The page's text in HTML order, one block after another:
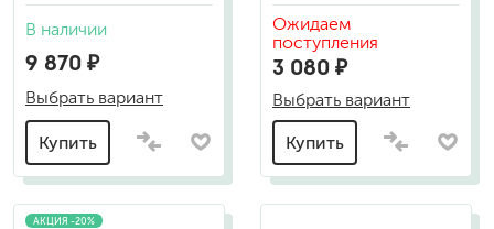
В наличии
9 870 ₽
Выбрать вариант
Купить
Ожидаем
поступления
3 080 ₽
Выбрать вариант
Купить
АКЦИЯ -20%